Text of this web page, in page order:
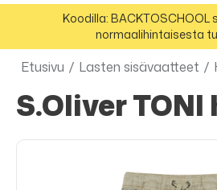
Koodilla: BACKTOSCHOOL
normaalihintaisesta
Etusivu / Lasten sisävaatteet /
s.Oliver